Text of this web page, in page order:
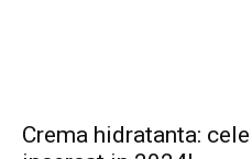
Crema hidratanta: